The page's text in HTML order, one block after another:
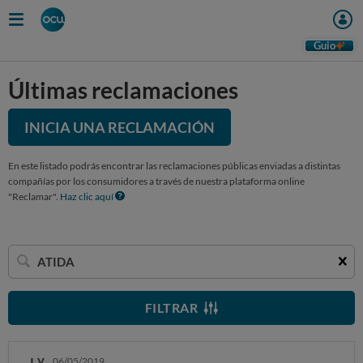
Guio
Últimas reclamaciones
INICIA UNA RECLAMACIÓN
En este listado podrás encontrar las reclamaciones públicas enviadas a distintas
compañías por los consumidores a través de nuestra plataforma online
"Reclamar". Haz clic aquí
Buscar
una
empresa
FILTRAR